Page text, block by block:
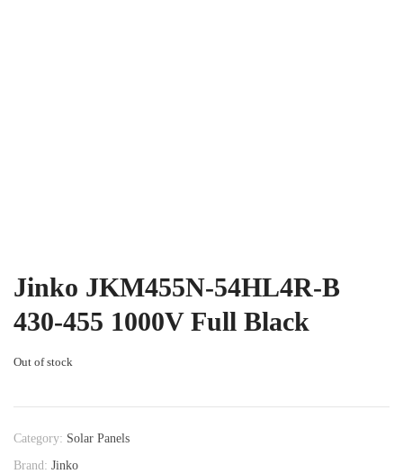
Jinko JKM455N-54HL4R-B
430-455 1000V Full Black
Out of stock
Category: Solar Panels
Brand: Jinko